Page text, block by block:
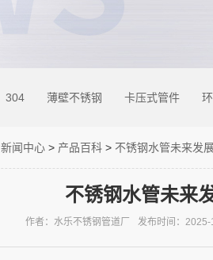
304 薄壁不锈钢 卡压式管件
新闻中心 > 产品百科 > 不锈钢水管未来发
不锈钢水管未来
作者：水乐不锈钢管道厂 发布时间：